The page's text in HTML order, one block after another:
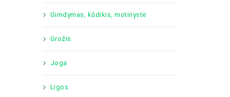
Gimdymas, kūdikis, motinystė
Grožis
Joga
Ligos